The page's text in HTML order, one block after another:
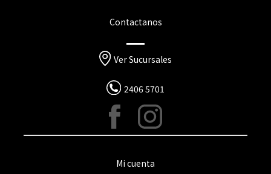
Contactanos
Ver Sucursales
2406 5701
Mi cuenta